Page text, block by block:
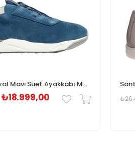
Santoni Royal Mavi Süet Ayakkabı M400322511
₺18.999,00